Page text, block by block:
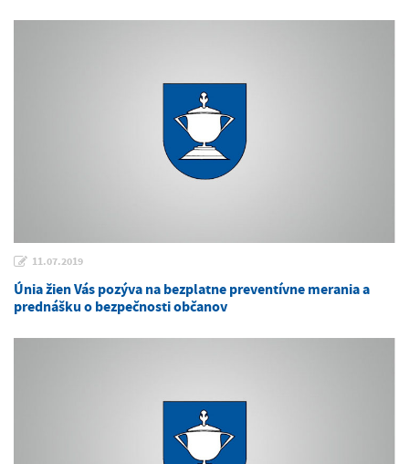
11.07.2019
Únia žien Vás pozýva na bezplatne preventívne merania a
prednášku o bezpečnosti občanov